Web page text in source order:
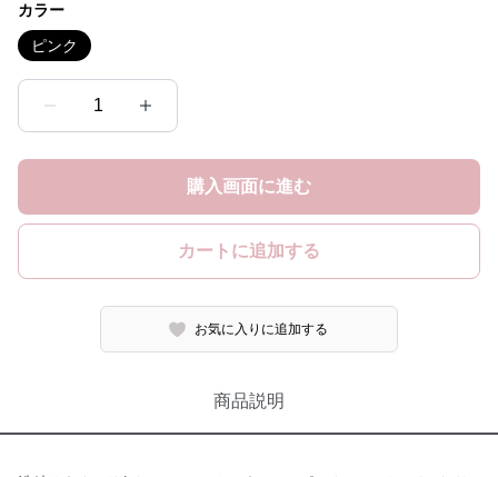
カラー
ピンク
1
購入画面に進む
カートに追加する
お気に入りに追加する
商品説明